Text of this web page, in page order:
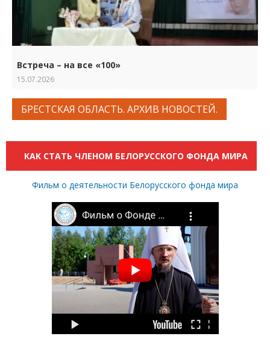
Встреча – на все «100»
15.07.2026
БРЕСТСКАЯ ОБЛАСТЬ. АРХИВ НОВОСТЕЙ.
КАК СТАТЬ ЧЛЕНОМ БЕЛОРУССКОГО ФОНДА МИРА
Фильм о деятельности Белорусского фонда мира